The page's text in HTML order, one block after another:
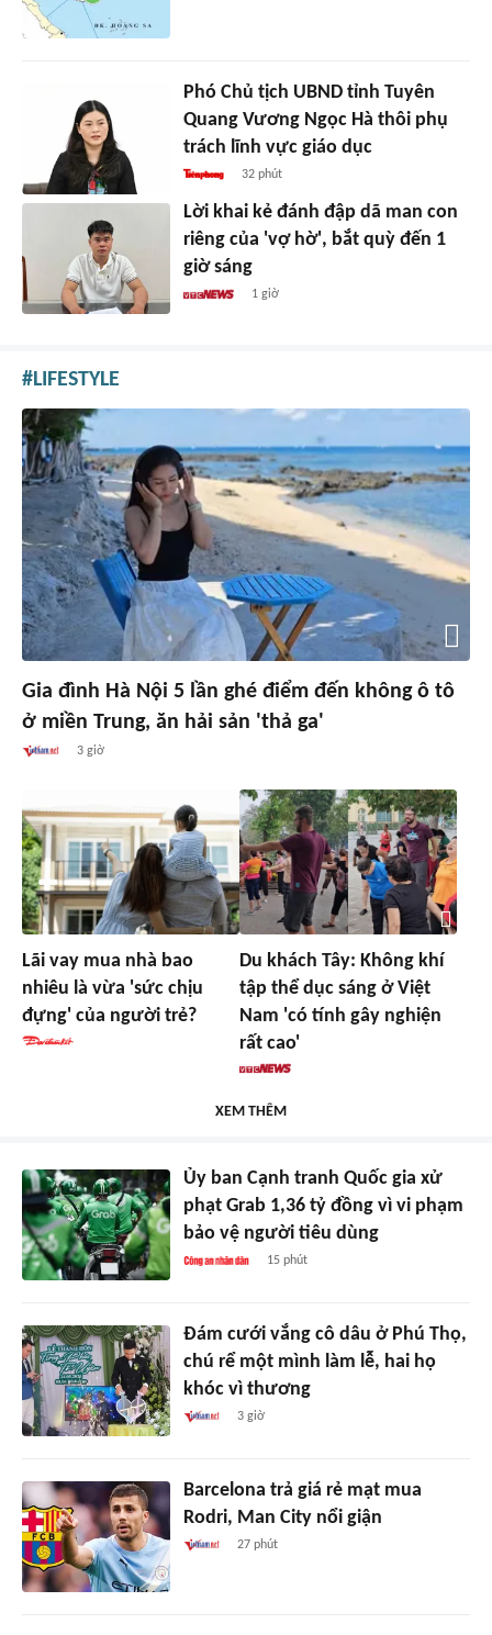
Phó Chủ tịch UBND tỉnh Tuyên
Quang Vương Ngọc Hà thôi phụ
trách lĩnh vực giáo dục
32 phút
Lời khai kẻ đánh đập dã man con
riêng của 'vợ hờ', bắt quỳ đến 1
giờ sáng
1 giờ
LIFESTYLE
Gia đình Hà Nội 5 lần ghé điểm đến không ô tô
ở miền Trung, ăn hải sản 'thả ga'
3 giờ
Lãi vay mua nhà bao
nhiêu là vừa 'sức chịu
đựng' của người trẻ?
Du khách Tây: Không khí
tập thể dục sáng ở Việt
Nam 'có tính gây nghiện
rất cao'
XEM THÊM
Ủy ban Cạnh tranh Quốc gia xử
phạt Grab 1,36 tỷ đồng vì vi phạm
bảo vệ người tiêu dùng
15 phút
Đám cưới vắng cô dâu ở Phú Thọ,
chú rể một mình làm lễ, hai họ
khóc vì thương
3 giờ
Barcelona trả giá rẻ mạt mua
Rodri, Man City nổi giận
27 phút